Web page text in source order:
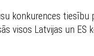
konkurences tiesību
visos Latvijas un